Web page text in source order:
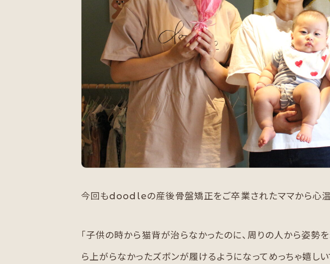
今回もdoodleの産後骨盤矯正をご卒業されたママから心温
「子供の時から猫背が治らなかったのに、周りの人から姿勢
ら上がらなかったズボンが履けるようになってめっちゃ嬉し